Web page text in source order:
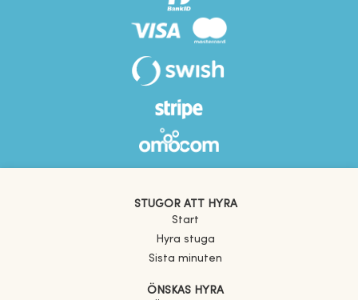
STUGOR ATT HYRA
Start
Hyra stuga
Sista minuten
ÖNSKAS HYRA